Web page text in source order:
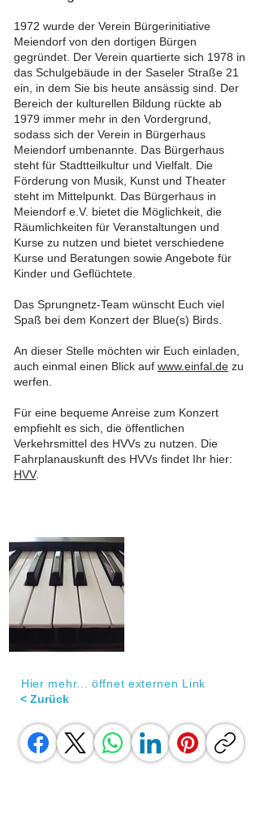
1972 wurde der Verein Bürgerinitiative
Meiendorf von den dortigen Bürgen
gegründet. Der Verein quartierte sich 1978 in
das Schulgebäude in der Saseler Straße 21
ein, in dem Sie bis heute ansässig sind. Der
Bereich der kulturellen Bildung rückte ab
1979 immer mehr in den Vordergrund,
sodass sich der Verein in Bürgerhaus
Meiendorf umbenannte. Das Bürgerhaus
steht für Stadtteilkultur und Vielfalt. Die
Förderung von Musik, Kunst und Theater
steht im Mittelpunkt. Das Bürgerhaus in
Meiendorf e.V. bietet die Möglichkeit, die
Räumlichkeiten für Veranstaltungen und
Kurse zu nutzen und bietet verschiedene
Kurse und Beratungen sowie Angebote für
Kinder und Geflüchtete.
Das Sprungnetz-Team wünscht Euch viel
Spaß bei dem Konzert der Blue(s) Birds.
An dieser Stelle möchten wir Euch einladen,
auch einmal einen Blick auf www.einfal.de zu
werfen.
Für eine bequeme Anreise zum Konzert
empfiehlt es sich, die öffentlichen
Verkehrsmittel des HVVs zu nutzen. Die
Fahrplanauskunft des HVVs findet Ihr hier:
HVV.
Hier mehr... öffnet externen Link
< Zurück